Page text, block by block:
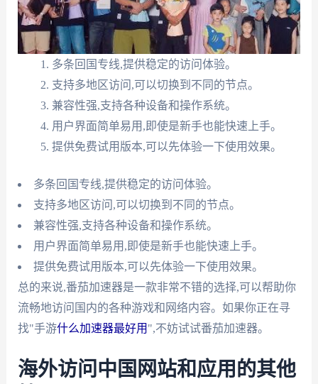
多条回国专线,提供稳定的访问体验。
支持多地区访问,可以切换到不同的节点。
兼容性强,支持各种设备和操作系统。
用户界面简单易用,即使是新手也能快速上手。
提供免费试用版本,可以先体验一下使用效果。
多条回国专线,提供稳定的访问体验。
支持多地区访问,可以切换到不同的节点。
兼容性强,支持各种设备和操作系统。
用户界面简单易用,即使是新手也能快速上手。
提供免费试用版本,可以先体验一下使用效果。
总的来说,番茄加速器是一款非常不错的选择,可以帮助你
流畅地访问国内的各种游戏和网络内容。如果你正在寻
找"手游什么加速器最好用 ",不妨试试番茄加速器。
海外访问中国网站和应用的其他